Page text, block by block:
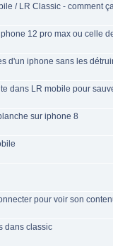
/ LR Classic - comment
12 pro max ou celle
d'un iphone sans les
dans LR mobile pour
sur iphone 8
pour voir son
dans classic